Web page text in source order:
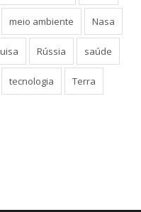
meio ambiente Nasa
Rússia saúde
tecnologia Terra